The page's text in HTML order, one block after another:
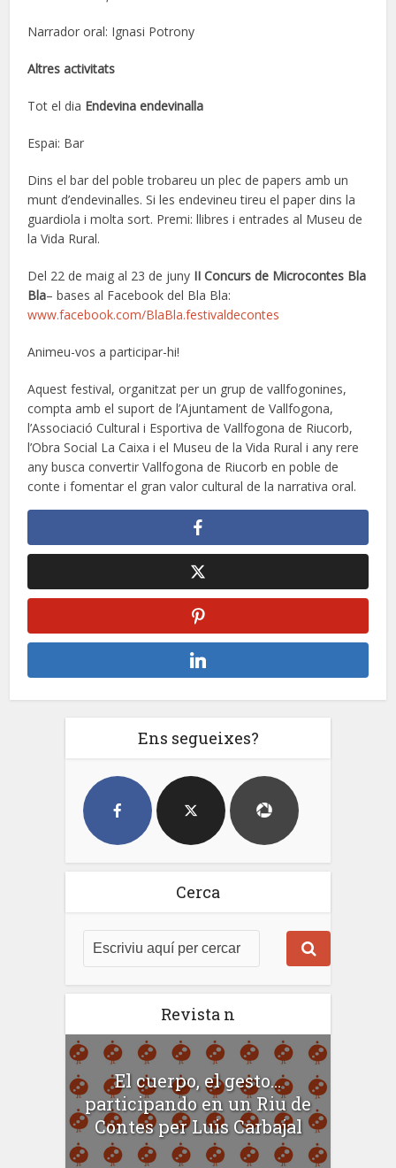
Narrador oral: Ignasi Potrony
Altres activitats
Tot el dia Endevina endevinalla
Espai: Bar
Dins el bar del poble trobareu un plec de papers amb un
munt d’endevinalles. Si les endevineu tireu el paper dins la
guardiola i molta sort. Premi: llibres i entrades al Museu de
la Vida Rural.
Del 22 de maig al 23 de juny II Concurs de Microcontes Bla
Bla– bases al Facebook del Bla Bla:
www.facebook.com/BlaBla.festivaldecontes
Animeu-vos a participar-hi!
Aquest festival, organitzat per un grup de vallfogonines,
compta amb el suport de l’Ajuntament de Vallfogona,
l’Associació Cultural i Esportiva de Vallfogona de Riucorb,
l’Obra Social La Caixa i el Museu de la Vida Rural i any rere
any busca convertir Vallfogona de Riucorb en poble de
conte i fomentar el gran valor cultural de la narrativa oral.
Ens segueixes?
Cerca
Revista n
El cuerpo, el gesto…
participando en un Riu de
Contes per Luis Carbajal